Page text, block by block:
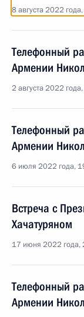
8 августа 2022
Телефонный
Армении
2 августа 2022
Телефонный
Армении
6 июля 2022 года,
Встреча с
Хачатуряном
17 июня 2022 года,
Телефонный
Армении